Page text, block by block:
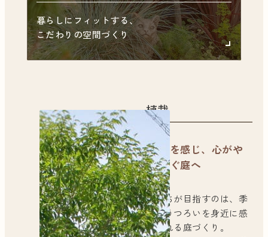
暮らしにフィットする、
こだわりの空間づくり
植栽
四季を感じ、心がや
すらぐ庭へ
私たちが目指すのは、季
節のうつろいを身近に感
じられる庭づくり。